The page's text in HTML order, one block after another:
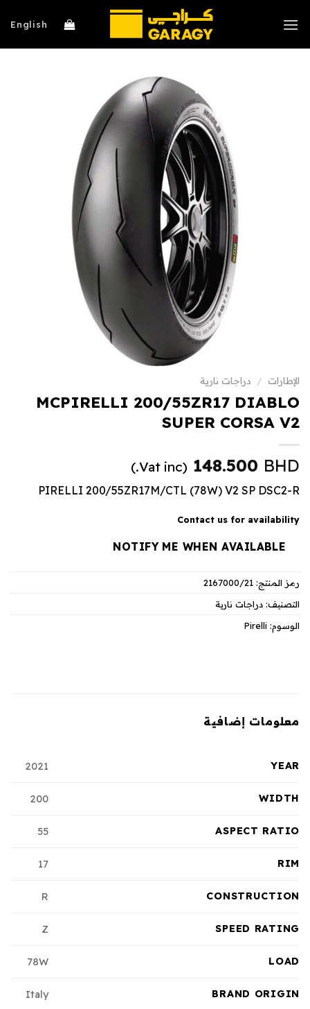
للمحتوى
English
الإطارات / دراجات نارية
MCPIRELLI 200/55ZR17 DIABLO
SUPER CORSA V2
148.500 BHD
(Vat inc.)
PIRELLI 200/55ZR17M/CTL (78W) V2 SP DSC2-R
Contact us for availability
NOTIFY ME WHEN AVAILABLE
رمز المنتج: 2167000/21
التصنيف: دراجات نارية
الوسوم: Pirelli
معلومات إضافية
YEAR
2021
WIDTH
200
ASPECT RATIO
55
RIM
17
CONSTRUCTION
R
SPEED RATING
Z
LOAD
78W
BRAND ORIGIN
Italy